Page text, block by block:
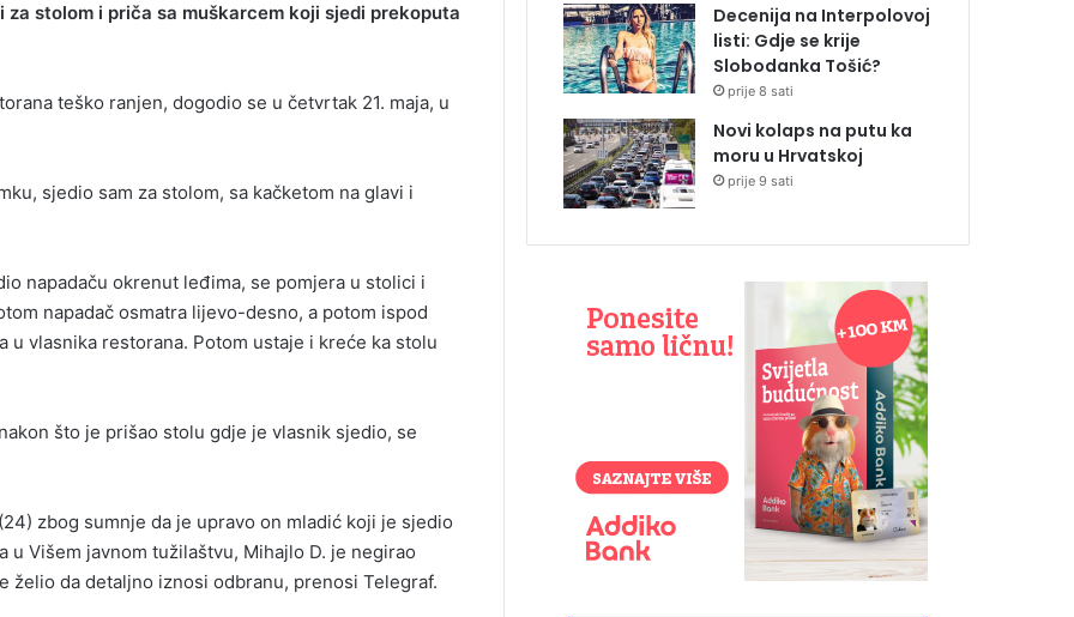
stolom i priča sa muškarcem koji sjedi prekoputa
teško ranjen, dogodio se u četvrtak 21. maja, u
sjedio sam za stolom, sa kačketom na glavi i
napadaču okrenut leđima, se pomjera u stolici i
napadač osmatra lijevo-desno, a potom ispod
vlasnika restorana. Potom ustaje i kreće ka stolu
što je prišao stolu gdje je vlasnik sjedio, se
zbog sumnje da je upravo on mladić koji je sjedio
u Višem javnom tužilaštvu, Mihajlo D. je negirao
želio da detaljno iznosi odbranu, prenosi Telegraf.
Decenija na Interpolovoj
listi: Gdje se krije
Slobodanka Tošić?
prije 8 sati
Novi kolaps na putu ka
moru u Hrvatskoj
prije 9 sati